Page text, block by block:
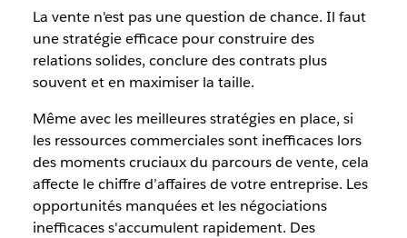
La vente n'est pas une question de chance. Il faut
une stratégie efficace pour construire des
relations solides, conclure des contrats plus
souvent et en maximiser la taille.
Même avec les meilleures stratégies en place, si
les ressources commerciales sont inefficaces lors
des moments cruciaux du parcours de vente, cela
affecte le chiffre d’affaires de votre entreprise. Les
opportunités manquées et les négociations
inefficaces s'accumulent rapidement. Des